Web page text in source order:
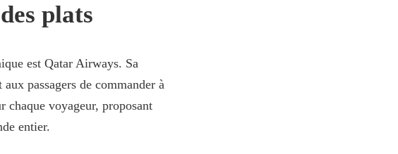
plats
est Qatar Airways. Sa
passagers de commander à
chaque voyageur, proposant
entier.